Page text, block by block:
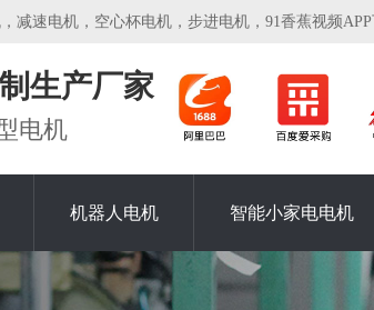
速电机，空心杯电机，步进电机，91香蕉视频APP下载
生产厂家
电机
机器人电机 智能小家电电机